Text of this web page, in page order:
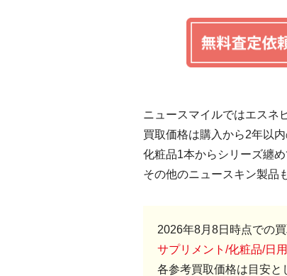
ニュースマイルではエスネ
買取価格は購入から2年以
化粧品1本からシリーズ纏
その他のニュースキン製品
2026年8月8日時点での買
サプリメント/化粧品/日
各参考買取価格は目安と